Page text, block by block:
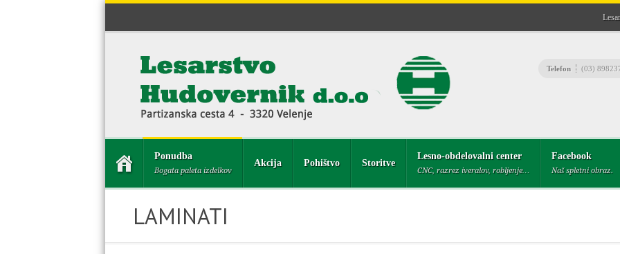
Telefon (03)
Ponudba
Bogata paleta izdelkov
Akcija Pohištvo Storitve
Lesno-obdelovalni center
CNC, razrez iveralov, robljenje…
Facebook
Naš spletni obraz.
LAMINATI